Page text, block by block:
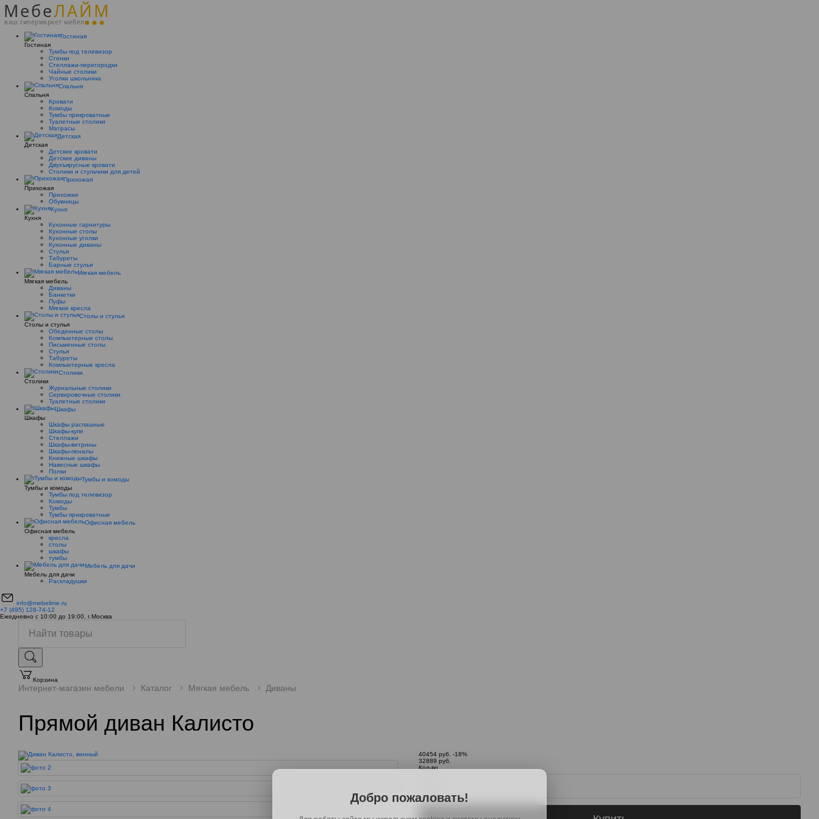
МебеЛАЙМ
ваш гипермаркет мебели
Гостиная
Гостиная
Тумбы под телевизор
Стенки
Стеллажи-перегородки
Чайные столики
Уголки школьника
Спальня
Спальня
Кровати
Комоды
Тумбы прикроватные
Туалетные столики
Матрасы
Детская
Детская
Детские кровати
Детские диваны
Двухъярусные кровати
Столики и стульчики для детей
Прихожая
Прихожая
Прихожие
Обувницы
Кухня
Кухня
Кухонные гарнитуры
Кухонные столы
Кухонные уголки
Кухонные диваны
Стулья
Табуреты
Барные стулья
Мягкая мебель
Мягкая мебель
Диваны
Банкетки
Пуфы
Мягкие кресла
Столы и стулья
Столы и стулья
Обеденные столы
Компьютерные столы
Письменные столы
Стулья
Табуреты
Компьютерные кресла
Столики
Столики
Журнальные столики
Сервировочные столики
Туалетные столики
Шкафы
Шкафы
Шкафы распашные
Шкафы-купе
Стеллажи
Шкафы-витрины
Шкафы-пеналы
Книжные шкафы
Навесные шкафы
Полки
Тумбы и комоды
Тумбы и комоды
Тумбы под телевизор
Комоды
Тумбы
Тумбы прикроватные
Офисная мебель
Офисная мебель
кресла
столы
шкафы
тумбы
Мебель для дачи
Мебель для дачи
Раскладушки
info@mebelime.ru
+7 (495) 128-74-12
Ежедневно с 10:00 до 19:00, г.Москва
Корзина
Интернет-магазин мебели Каталог Мягкая мебель Диваны
Прямой диван Калисто
40454 руб. -18%
32889 руб.
Кол-во
Добро пожаловать!